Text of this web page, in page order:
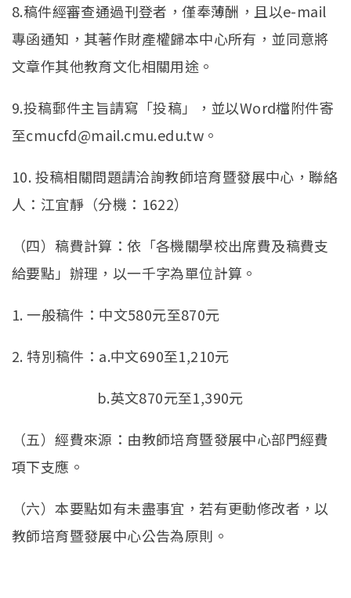
8.稿件經審查通過刊登者，僅奉薄酬，且以e-mail
專函通知，其著作財產權歸本中心所有，並同意將
文章作其他教育文化相關用途。
9.投稿郵件主旨請寫「投稿」，並以Word檔附件寄
至cmucfd@mail.cmu.edu.tw。
10. 投稿相關問題請洽詢教師培育暨發展中心，聯絡
人：江宜靜（分機：1622）
（四）稿費計算：依「各機關學校出席費及稿費支
給要點」辦理，以一千字為單位計算。
1. 一般稿件：中文580元至870元
2. 特別稿件：a.中文690至1,210元
b.英文870元至1,390元
（五）經費來源：由教師培育暨發展中心部門經費
項下支應。
（六）本要點如有未盡事宜，若有更動修改者，以
教師培育暨發展中心公告為原則。